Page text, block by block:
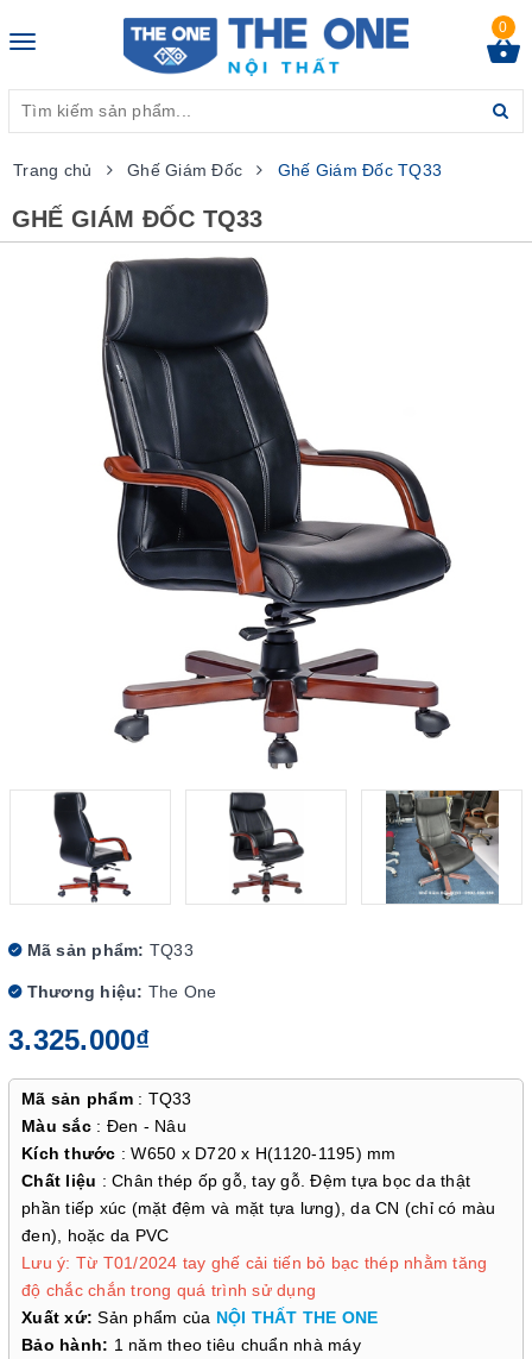
Toggle
0
Trang chủ Ghế Giám Đốc Ghế Giám Đốc TQ33
GHẾ GIÁM ĐỐC TQ33
Mã sản phẩm: TQ33
Thương hiệu: The One
3.325.000₫
Mã sản phẩm : TQ33
Màu sắc : Đen - Nâu
Kích thước : W650 x D720 x H(1120-1195) mm
Chất liệu : Chân thép ốp gỗ, tay gỗ. Đệm tựa bọc da thật
phần tiếp xúc (mặt đệm và mặt tựa lưng), da CN (chỉ có màu
đen), hoặc da PVC
Lưu ý: Từ T01/2024 tay ghế cải tiến bỏ bạc thép nhằm tăng
độ chắc chắn trong quá trình sử dụng
Xuất xứ: Sản phẩm của NỘI THẤT THE ONE
Bảo hành: 1 năm theo tiêu chuẩn nhà máy